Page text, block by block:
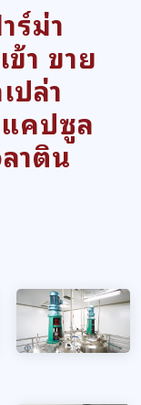
ร์ม่า
า ขาย
ปล่า
คปซูล
าติน